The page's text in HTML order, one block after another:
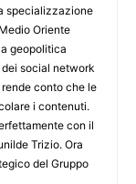
specializzazione
Oriente
geopolitica
social network
conto che le
i contenuti.
con il
Trizio. Ora
del Gruppo